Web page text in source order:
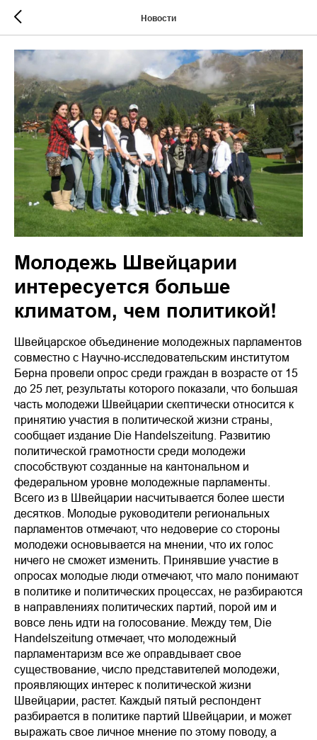
Новости
Молодежь Швейцарии
интересуется больше
климатом, чем политикой!
Швейцарское объединение молодежных парламентов
совместно с Научно-исследовательским институтом
Берна провели опрос среди граждан в возрасте от 15
до 25 лет, результаты которого показали, что большая
часть молодежи Швейцарии скептически относится к
принятию участия в политической жизни страны,
сообщает издание Die Handelszeitung. Развитию
политической грамотности среди молодежи
способствуют созданные на кантональном и
федеральном уровне молодежные парламенты.
Всего из в Швейцарии насчитывается более шести
десятков. Молодые руководители региональных
парламентов отмечают, что недоверие со стороны
молодежи основывается на мнении, что их голос
ничего не сможет изменить. Принявшие участие в
опросах молодые люди отмечают, что мало понимают
в политике и политических процессах, не разбираются
в направлениях политических партий, порой им и
вовсе лень идти на голосование. Между тем, Die
Handelszeitung отмечает, что молодежный
парламентаризм все же оправдывает свое
существование, число представителей молодежи,
проявляющих интерес к политической жизни
Швейцарии, растет. Каждый пятый респондент
разбирается в политике партий Швейцарии, и может
выражать свое личное мнение по этому поводу, а